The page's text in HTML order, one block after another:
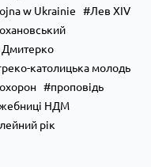
w Ukrainie
Лев XIV
католицька молодь
проповідь
НДМ
рік